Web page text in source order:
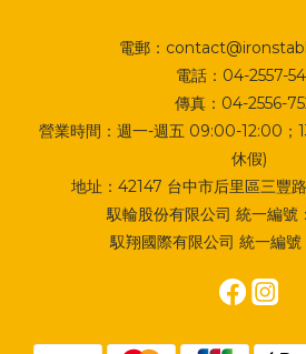
電郵：
電話：04-2557-
傳真：04-2556-
營業時間：週一-週五 09:00-12:00；
休假)
地址： 42147 台中市后里區三豐
馭輪股份有限公司 統一編
馭翔國際有限公司 統一編